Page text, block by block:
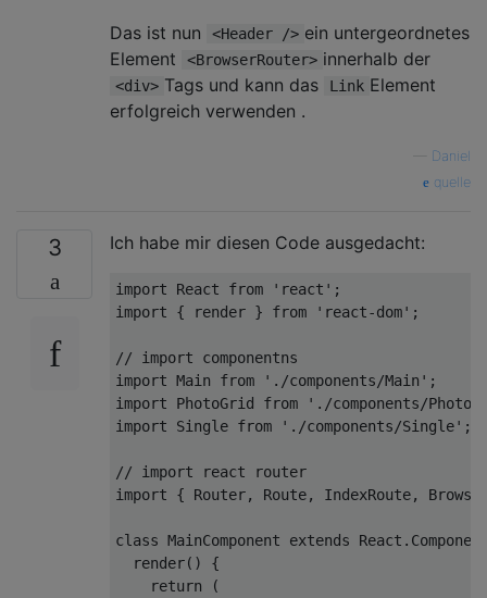
Das ist nun
<Header /> ein untergeordnetes
Element
<BrowserRouter> innerhalb der
<div> Tags und kann das Link Element
erfolgreich verwenden .
Daniel
quelle
3 Ich habe mir diesen Code ausgedacht:
import React from 'react'
import { render } from 'react-dom' ;
// import componentns
import Main from './components/Main'
import PhotoGrid from
'./components/
import Single from './components/Single' ;
// import react router
import { Router, Route, IndexRoute,
class MainComponent extends React .
  render() {
return (